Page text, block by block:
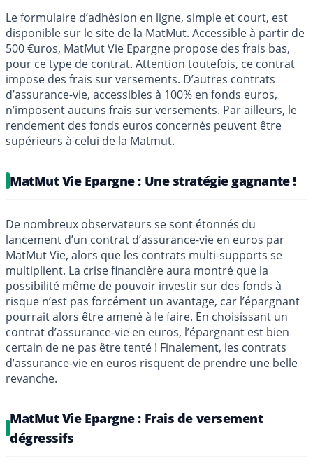
Le formulaire d’adhésion en ligne, simple et court, est
disponible sur le site de la MatMut. Accessible à partir de
500 €uros, MatMut Vie Epargne propose des frais bas,
pour ce type de contrat. Attention toutefois, ce contrat
impose des frais sur versements. D’autres contrats
d’assurance-vie, accessibles à 100% en fonds euros,
n’imposent aucuns frais sur versements. Par ailleurs, le
rendement des fonds euros concernés peuvent être
supérieurs à celui de la Matmut.
MatMut Vie Epargne : Une stratégie gagnante !
De nombreux observateurs se sont étonnés du
lancement d’un contrat d’assurance-vie en euros par
MatMut Vie, alors que les contrats multi-supports se
multiplient. La crise financière aura montré que la
possibilité même de pouvoir investir sur des fonds à
risque n’est pas forcément un avantage, car l’épargnant
pourrait alors être amené à le faire. En choisissant un
contrat d’assurance-vie en euros, l’épargnant est bien
certain de ne pas être tenté ! Finalement, les contrats
d’assurance-vie en euros risquent de prendre une belle
revanche.
MatMut Vie Epargne : Frais de versement
dégressifs